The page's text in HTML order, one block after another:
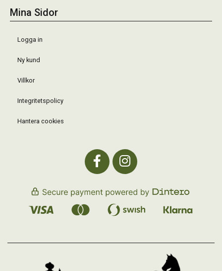
Mina Sidor
Logga in
Ny kund
Villkor
Integritetspolicy
Hantera cookies